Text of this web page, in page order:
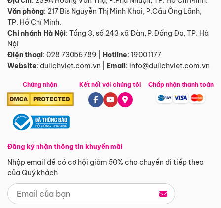
Văn phòng: 217 Bis Nguyễn Thị Minh Khai, P.Cầu Ông Lãnh,
TP. Hồ Chí Minh.
Chi nhánh Hà Nội: Tầng 3, số 243 xã Đàn, P.Đống Đa, TP. Hà
Nội
Điện thoại: 028 73056789 Hotline: 1900 1177
Website: dulichviet.com.vn Email: info@dulichviet.com.vn
Chứng nhận
Đăng ký nhận thông tin khuyến mãi
Nhập email để có cơ hội giảm 50% cho chuyến đi tiếp theo
của Quý khách
Kết nối với chúng tôi Chấp nhận thanh toán